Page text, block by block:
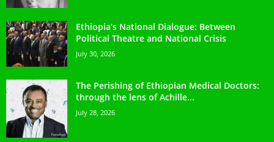
Ethiopia’s National Dialogue: Between
Political Theatre and National Crisis
July 30, 2026
The Perishing of Ethiopian Medical Doctors:
through the lens of Achille...
July 28, 2026